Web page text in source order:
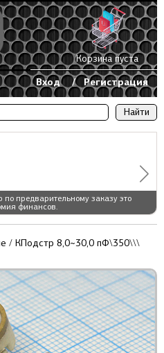
по предварительному заказу это
финансов.
Вход / Регистрация
Корзина пуста
/ КПодстр 8,0~30,0 пФ\350\\\